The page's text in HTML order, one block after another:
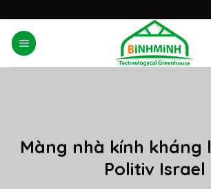
content
Màng nhà kính kháng
Politiv Israel